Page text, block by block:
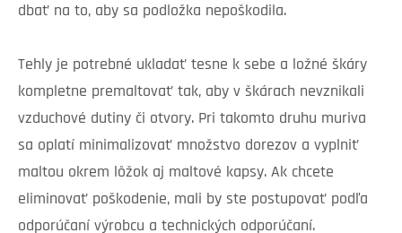
dbať na to, aby sa podložka nepoškodila.
Tehly je potrebné ukladať tesne k sebe a ložné škáry
kompletne premaltovať tak, aby v škárach nevznikali
vzduchové dutiny či otvory. Pri takomto druhu muriva
sa oplatí minimalizovať množstvo dorezov a vyplniť
maltou okrem lôžok aj maltové kapsy. Ak chcete
eliminovať poškodenie, mali by ste postupovať podľa
odporúčaní výrobcu a technických odporúčaní.